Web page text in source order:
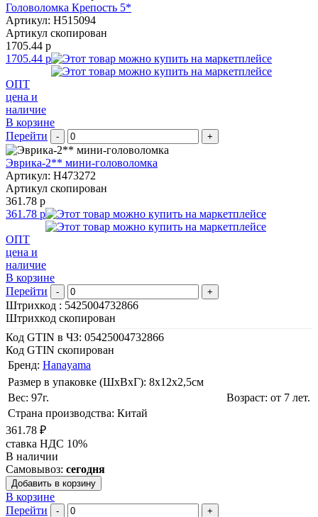
Головоломка Крепость 5*
Артикул: H515094
Артикул скопирован
1705.44 р
1705.44 р
ОПТ
цена и
наличие
В корзине
Перейти
- +
Эврика-2** мини-головоломка
Артикул: H473272
Артикул скопирован
361.78 р
361.78 р
ОПТ
цена и
наличие
В корзине
Перейти
- +
Штрихкод : 5425004732866
Штрихкод скопирован
Код GTIN в ЧЗ: 05425004732866
Код GTIN скопирован
Бренд: Hanayama
Размер в упаковке (ШхВxГ): 8х12х2,5cм
Вес: 97г.
Возраст: от 7 лет.
Страна производства: Китай
361.78 ₽
ставка НДС 10%
В наличии
Самовывоз: сегодня
Добавить в корзину
В корзине
Перейти
- +